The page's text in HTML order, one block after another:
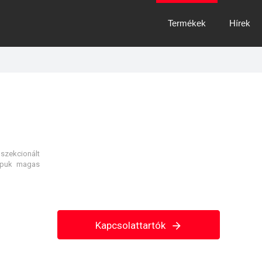
Termékek Hírek
magas
Kapcsolattartók